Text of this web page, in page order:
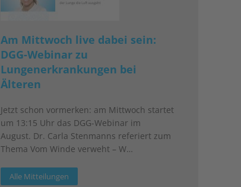
Am Mittwoch live dabei sein:
DGG-Webinar zu
Lungenerkrankungen bei
Älteren
Jetzt schon vormerken: am Mittwoch startet
um 13:15 Uhr das DGG-Webinar im
August. Dr. Carla Stenmanns referiert zum
Thema Vom Winde verweht – W…
Alle Mitteilungen